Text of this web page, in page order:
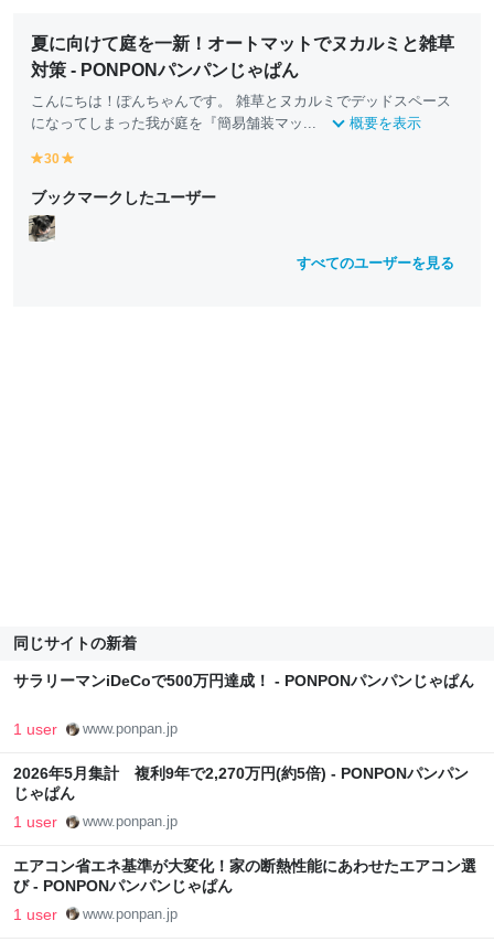
夏に向けて庭を一新！オートマットでヌカルミと雑草
対策 - PONPONパンパンじゃぱん
こんにちは！ぽんちゃんです。 雑草とヌカルミでデッドスペース
になってしまった我が庭を『簡易舗装マッ...
概要を表示
y
ll
o
w
30
ll
ブックマークしたユーザー
すべてのユーザーを見る
同じサイトの新着
サラリーマンiDeCoで500万円達成！ - PONPONパンパンじゃぱん
1 user www.ponpan.jp
2026年5月集計 複利9年で2,270万円(約5倍) - PONPONパンパン
じゃぱん
1 user www.ponpan.jp
エアコン省エネ基準が大変化！家の断熱性能にあわせたエアコン選
び - PONPONパンパンじゃぱん
1 user www.ponpan.jp